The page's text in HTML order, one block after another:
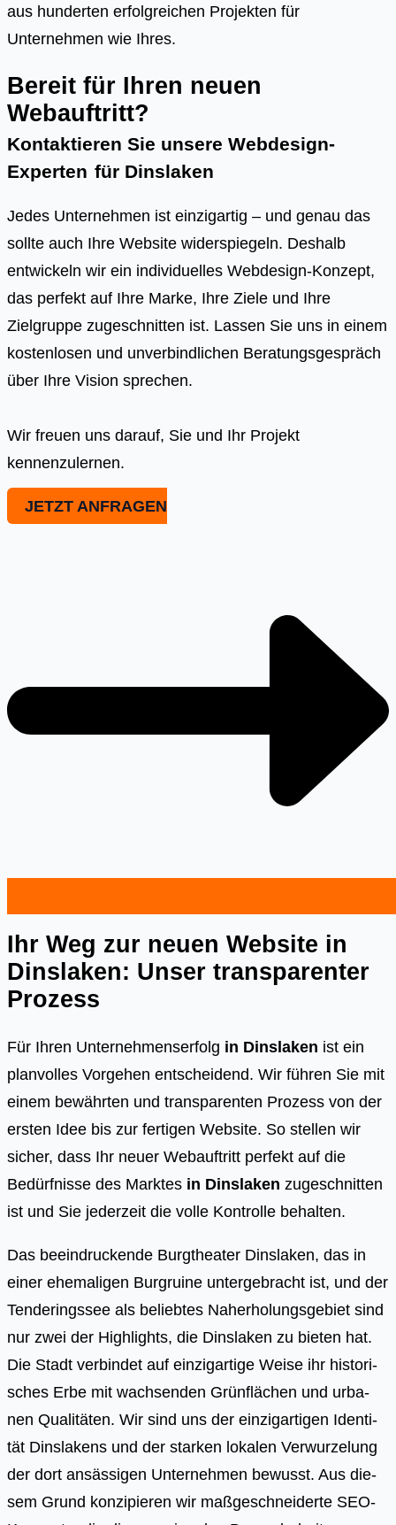
aus hunderten erfolgreichen Projekten für
Unternehmen wie Ihres.
Bereit für Ihren neuen
Webauftritt?
Kontaktieren Sie unsere Webdesign-
Experten für Dinslaken
Jedes Unternehmen ist einzigartig – und genau das
sollte auch Ihre Website widerspiegeln. Deshalb
entwickeln wir ein individuelles Webdesign-Konzept,
das perfekt auf Ihre Marke, Ihre Ziele und Ihre
Zielgruppe zugeschnitten ist. Lassen Sie uns in einem
kostenlosen und unverbindlichen Beratungsgespräch
über Ihre Vision sprechen.
Wir freuen uns darauf, Sie und Ihr Projekt
kennenzulernen.
JETZT ANFRAGEN
Ihr Weg zur neuen Website in
Dinslaken: Unser transparenter
Prozess
Für Ihren Unternehmenserfolg in Dinslaken ist ein
planvolles Vorgehen entscheidend. Wir führen Sie mit
einem bewährten und transparenten Prozess von der
ersten Idee bis zur fertigen Website. So stellen wir
sicher, dass Ihr neuer Webauftritt perfekt auf die
Bedürfnisse des Marktes in Dinslaken zugeschnitten
ist und Sie jederzeit die volle Kontrolle behalten.
Das beein­dru­cken­de Burg­thea­ter Dins­la­ken, das in
einer ehe­ma­li­gen Burg­rui­ne unter­ge­bracht ist, und der
Ten­de­rings­see als belieb­tes Nah­erho­lungs­ge­biet sind
nur zwei der High­lights, die Dins­la­ken zu bie­ten hat.
Die Stadt ver­bin­det auf ein­zig­ar­ti­ge Wei­se ihr his­to­ri­
sches Erbe mit wach­sen­den Grün­flä­chen und urba­
nen Qua­li­tä­ten. Wir sind uns der ein­zig­ar­ti­gen Iden­ti­
tät Dins­la­kens und der star­ken loka­len Ver­wur­ze­lung
der dort ansäs­si­gen Unter­neh­men bewusst. Aus die­
sem Grund kon­zi­pie­ren wir maß­ge­schnei­der­te SEO-